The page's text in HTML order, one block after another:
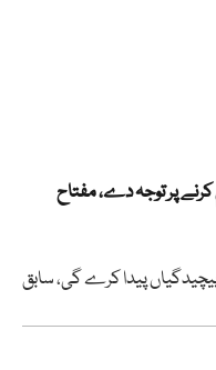
پر توجہ دے، مفتاح
پیدا کرے گی، سابق